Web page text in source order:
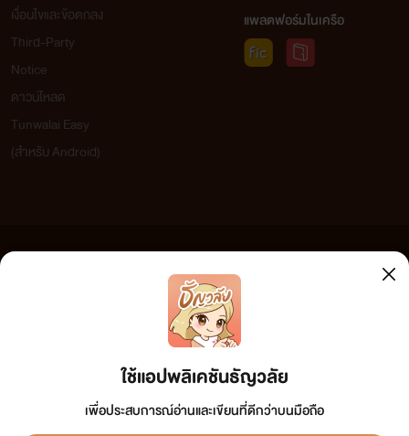
ใช้แอปพลิเคชันธัญวลัย
เพื่อประสบการณ์อ่านและเขียนที่ดีกว่าบนมือถือ
เงื่อนไขและข้อตกลง
Third-Party
Notice
ดาวน์โหลด
Tunwalai Easy
(สำหรับ Android)
แพลตฟอร์มในเครือ
เว็บไซต์แห่งนี้ไม่ได้เห็นด้วยและไม่ขอรับผิดชอบต่อข้อความใดๆ ทั้งสิ้น ดังนั้นผู้อ่านทุกท่านโปรดใช้
วิจารณญาณในการกลั่นกรองด้วยตนเอง และหากท่านพบข้อความใดๆ ที่ขัดต่อกฎหมายและศีลธรรม
กรุณาแจ้งมาที่ tunwalai@ookbee.com เพื่อทีมงานจะได้ดำเนินการในทันที ทั้งนี้ ทางเว็บไซต์ขอสงวน
ลิขสิทธิ์ตามพระราชบัญญัติลิขสิทธิ์ (ฉบับเพิ่มเติม) พ.ศ.2558